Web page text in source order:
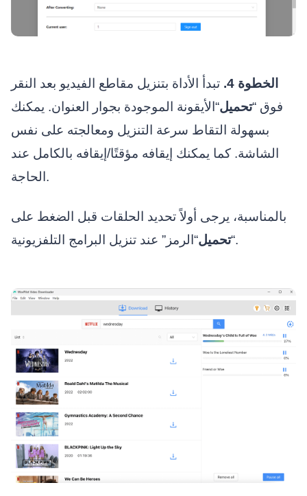
الخطوة 4.
تبدأ الأداة بتنزيل مقاطع الفيديو بعد النقر
فوق “تحميل“الأيقونة الموجودة بجوار العنوان. يمكنك
بسهولة التقاط سرعة التنزيل ومعالجته على نفس
الشاشة. كما يمكنك إيقافه مؤقتًا/إيقافه بالكامل عند
الحاجة.
بالمناسبة، يرجى أولاً تحديد الحلقات قبل الضغط على
“تحميل “الرمز” عند تنزيل البرامج التلفزيونية.